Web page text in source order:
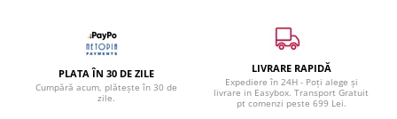
PLATA ÎN 30 DE ZILE
Cumpără acum, plătește în 30 de
zile.
LIVRARE RAPIDĂ
Expediere în 24H - Poți alege și
livrare in Easybox. Transport Gratuit
pt comenzi peste 699 Lei.